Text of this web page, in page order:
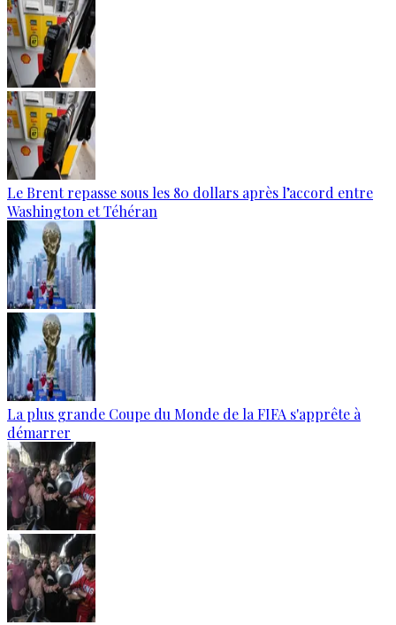
Le Brent repasse sous les 80 dollars après l’accord entre
Washington et Téhéran
La plus grande Coupe du Monde de la FIFA s'apprête à
démarrer